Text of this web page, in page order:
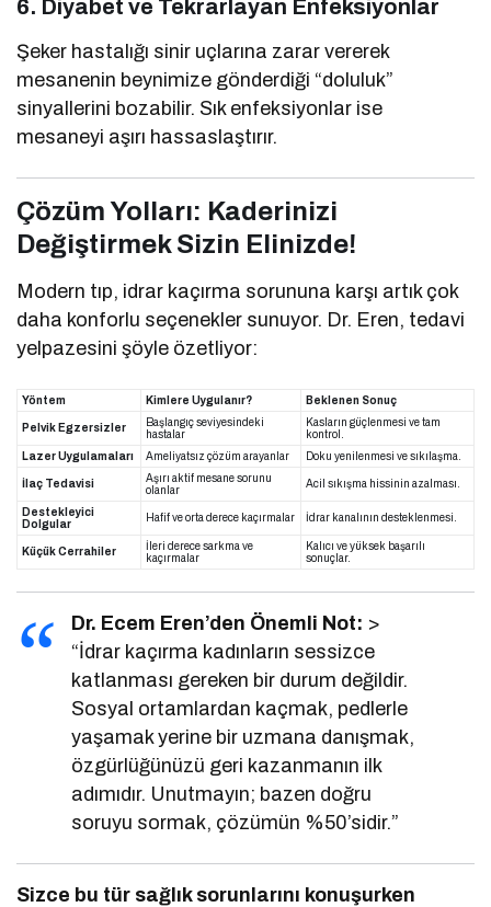
6. Diyabet ve Tekrarlayan Enfeksiyonlar
Şeker hastalığı sinir uçlarına zarar vererek
mesanenin beynimize gönderdiği “doluluk”
sinyallerini bozabilir. Sık enfeksiyonlar ise
mesaneyi aşırı hassaslaştırır.
Çözüm Yolları: Kaderinizi
Değiştirmek Sizin Elinizde!
Modern tıp, idrar kaçırma sorununa karşı artık çok
daha konforlu seçenekler sunuyor. Dr. Eren, tedavi
yelpazesini şöyle özetliyor:
Yöntem Kimlere Uygulanır? Beklenen Sonuç
Pelvik Egzersizler
Başlangıç seviyesindeki
hastalar
Kasların güçlenmesi ve tam
kontrol.
Lazer Uygulamaları
Ameliyatsız çözüm arayanlar Doku yenilenmesi ve sıkılaşma.
İlaç Tedavisi
Aşırı aktif mesane sorunu
olanlar
Acil sıkışma hissinin azalması.
Destekleyici
Dolgular
Hafif ve orta derece kaçırmalar İdrar kanalının desteklenmesi.
Küçük Cerrahiler
İleri derece sarkma ve
kaçırmalar
Kalıcı ve yüksek başarılı
sonuçlar.
Dr. Ecem Eren’den Önemli Not: >
“İdrar kaçırma kadınların sessizce
katlanması gereken bir durum değildir.
Sosyal ortamlardan kaçmak, pedlerle
yaşamak yerine bir uzmana danışmak,
özgürlüğünüzü geri kazanmanın ilk
adımıdır. Unutmayın; bazen doğru
soruyu sormak, çözümün %50’sidir.”
Sizce bu tür sağlık sorunlarını konuşurken